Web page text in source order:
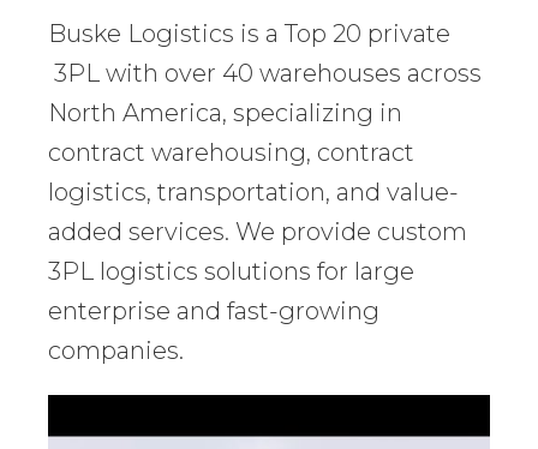
Buske Logistics is a Top 20 private
3PL with over 40 warehouses across
North America, specializing in
contract warehousing, contract
logistics, transportation, and value-
added services. We provide custom
3PL logistics solutions for large
enterprise and fast-growing
companies.